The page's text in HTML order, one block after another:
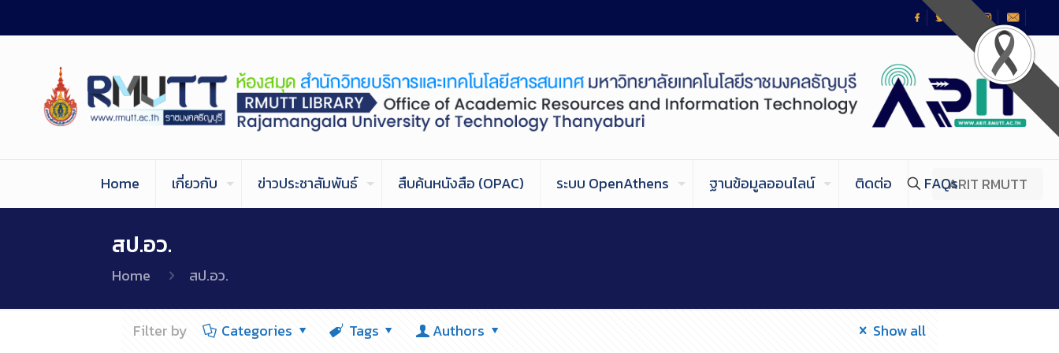
Home เกี่ยวกับ ข่าวประชาสัมพันธ์ สืบค้นหนังสือ (OPAC) ระบบ OpenAthens ฐานข้อมูลออนไลน์ ติดต่อ FAQsARIT RMUTT
สป.อว.
Home สป.อว.
Filter by Categories Tags Authors Show all